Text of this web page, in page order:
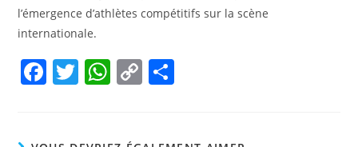
l’émergence d’athlètes compétitifs sur la scène
internationale.
F T W C